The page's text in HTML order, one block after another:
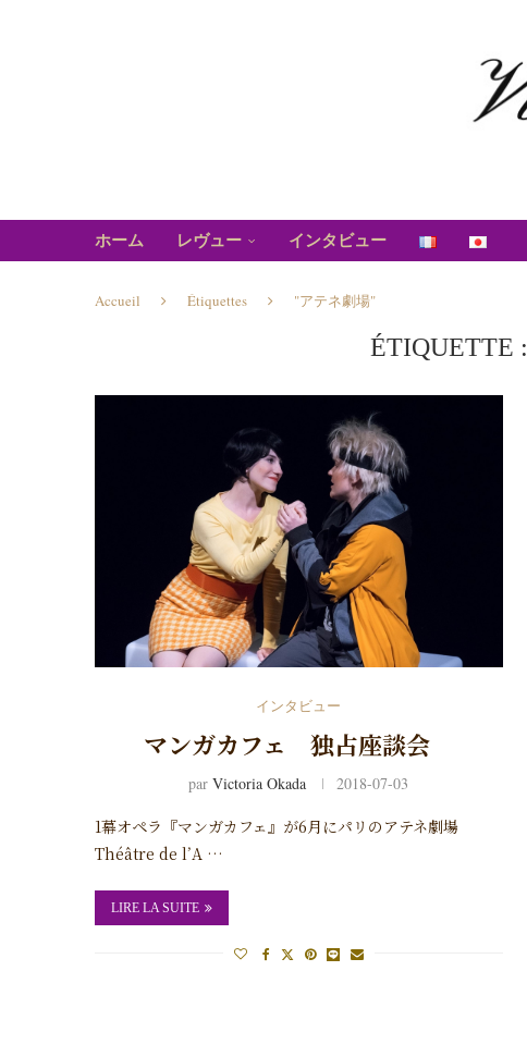
ホーム レヴュー インタビュー
Accueil Étiquettes "アテネ劇場"
ÉTIQUETTE :
インタビュー
マンガカフェ 独占座談会
parVictoria Okada 2018-07-03
1幕オペラ『マンガカフェ』が6月にパリのアテネ劇場
Théâtre de l’A …
LIRE LA SUITE